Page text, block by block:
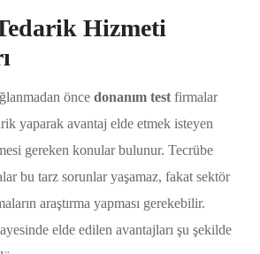
Hizmeti
önce donanım test firmalar
yaparak avantaj elde etmek isteyen
gereken konular bulunur. Tecrübe
bu tarz sorunlar yaşamaz, fakat sektör
araştırma yapması gerekebilir.
elde edilen avantajları şu şekilde